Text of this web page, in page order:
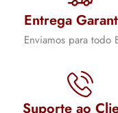
Entrega
Enviamos para todo
Suporte ao